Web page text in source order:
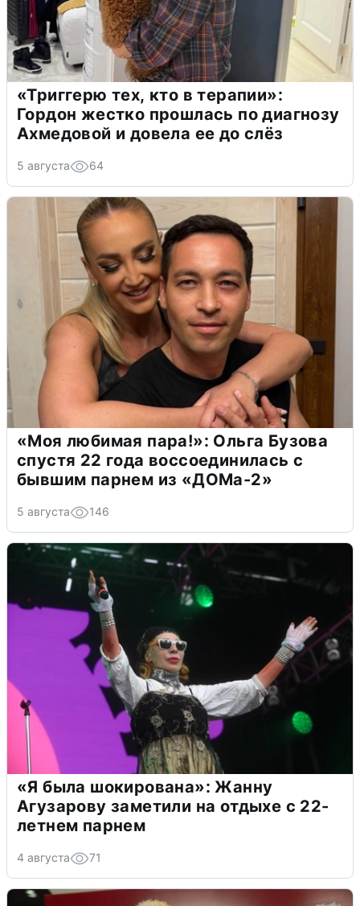
«Триггерю тех, кто в терапии»:
Гордон жестко прошлась по диагнозу
Ахмедовой и довела ее до слёз
5 августа 64
«Моя любимая пара!»: Ольга Бузова
спустя 22 года воссоединилась с
бывшим парнем из «ДОМа-2»
5 августа 146
«Я была шокирована»: Жанну
Агузарову заметили на отдыхе с 22-
летнем парнем
4 августа 71